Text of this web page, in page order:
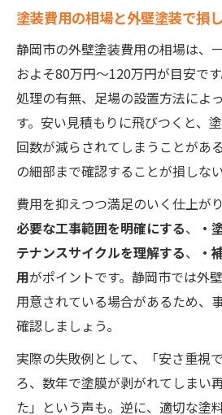
塗装費用の相場と外壁塗装で損
静岡市の外壁塗装費用の相場は、
およそ80万円～120万円が目安で
処理の有無、足場の設置方法によ
す。安い見積もりに飛びつくと、
回数が減らされてしまうことがあ
の細部まで確認することが損しない
費用を抑えつつ満足のいく仕上が
必要な工事範囲を明確にする、
・
テナンスサイクルを理解する、
・
用がポイントです。静岡市では外
用意されている場合があるため、
確認しましょう。
実際の失敗例として、「安さ重視
ろ、数年で塗膜が剥がれてしまい
た」という声も。逆に、適切な塗